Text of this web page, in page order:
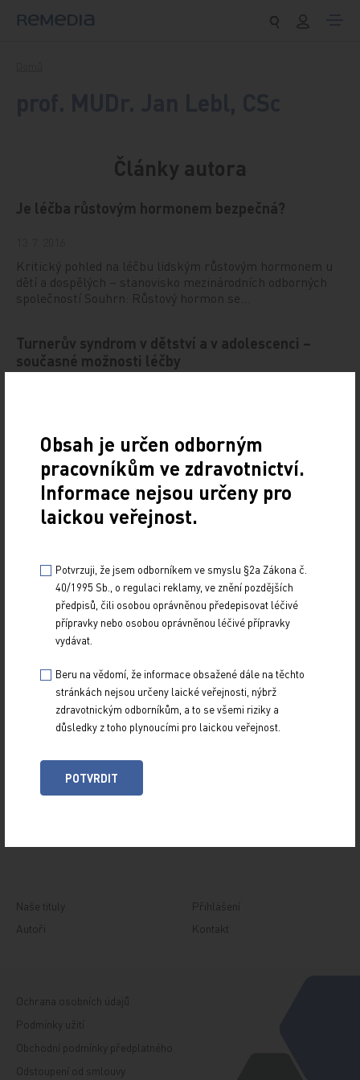
Články autora
Je léčba růstovým hormonem bezpečná?
Kritický pohled na léčbu lidským růstovým hormonem u
dětí a dospělých – stanovisko mezinárodních odborných
společností Souhrn: Růstový hormon se…
Turnerův syndrom v dětství a v adolescenci –
současné možnosti léčby
chromozomálním odchylkám. Postihuje přibližně jedno ze
2000–2500 živě narozených děvčátek. Příčinou TS je…
Defekt v SHOX genu – příčina familiárního
malého vzrůstu
Insuficience SHOX genu je jednou z poměrně častých
příčin geneticky podmíněné růstové retardace. SHOX gen
je lokalizován v pseudoautozomální oblasti…
RUBRIKY
Naše tituly
Autoři
Přihlášení
Kontakt
Ochrana osobních údajů
Podmínky užití
Obchodní podmínky předplatného
Odstoupení od smlouvy
Obsah je určen odborným
pracovníkům ve zdravotnictví.
Informace nejsou určeny pro
laickou veřejnost.
Potvrzuji, že jsem odborníkem ve smyslu §2a Zákona č.
40/1995 Sb., o regulaci reklamy, ve znění pozdějších
předpisů, čili osobou oprávněnou předepisovat léčivé
přípravky nebo osobou oprávněnou léčivé přípravky
vydávat.
Beru na vědomí, že informace obsažené dále na těchto
stránkách nejsou určeny laické veřejnosti, nýbrž
zdravotnickým odborníkům, a to se všemi riziky a
důsledky z toho plynoucími pro laickou veřejnost.
POTVRDIT